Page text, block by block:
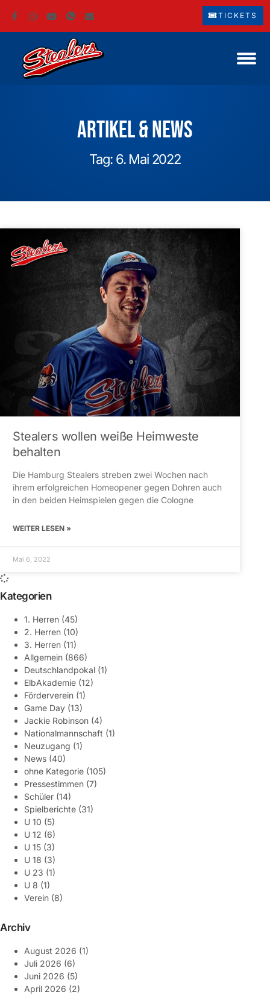
TICKETS
Artikel & News
Tag: 6. Mai 2022
Stealers wollen weiße Heimweste
behalten
Die Hamburg Stealers streben zwei Wochen nach
ihrem erfolgreichen Homeopener gegen Dohren auch
in den beiden Heimspielen gegen die Cologne
WEITER LESEN »
Mai 6, 2022
Kategorien
1. Herren (45)
2. Herren (10)
3. Herren (11)
Allgemein (866)
Deutschlandpokal (1)
ElbAkademie (12)
Förderverein (1)
Game Day (13)
Jackie Robinson (4)
Nationalmannschaft (1)
Neuzugang (1)
News (40)
ohne Kategorie (105)
Pressestimmen (7)
Schüler (14)
Spielberichte (31)
U 10 (5)
U 12 (6)
U 15 (3)
U 18 (3)
U 23 (1)
U 8 (1)
Verein (8)
Archiv
August 2026 (1)
Juli 2026 (6)
Juni 2026 (5)
April 2026 (2)